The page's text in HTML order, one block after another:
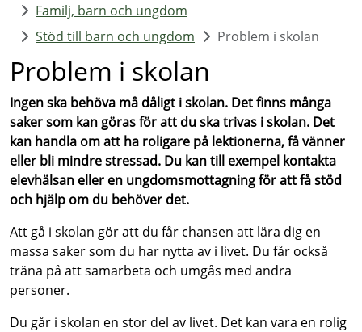
Familj, barn och ungdom
Stöd till barn och ungdom
Problem i skolan
Problem i skolan
Ingen ska behöva må dåligt i skolan. Det finns många
saker som kan göras för att du ska trivas i skolan. Det
kan handla om att ha roligare på lektionerna, få vänner
eller bli mindre stressad. Du kan till exempel kontakta
elevhälsan eller en ungdomsmottagning för att få stöd
och hjälp om du behöver det.
Att gå i skolan gör att du får chansen att lära dig en
massa saker som du har nytta av i livet. Du får också
träna på att samarbeta och umgås med andra
personer.
Du går i skolan en stor del av livet. Det kan vara en rolig